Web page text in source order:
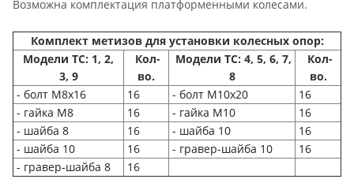
Возможна комплектация платформенными колесами.
Комплект метизов для установки колесных опор:
Модели ТС: 1, 2,
3, 9
Кол-
во.
Модели ТС: 4, 5, 6, 7,
8
Кол-
во.
- болт М8х16
16 - болт М10х20
16
- гайка М8
16 - гайка M10
16
- шайба 8
16 - шайба 10
16
- шайба 10
16 - гравер-шайба 10
16
- гравер-шайба 8
16